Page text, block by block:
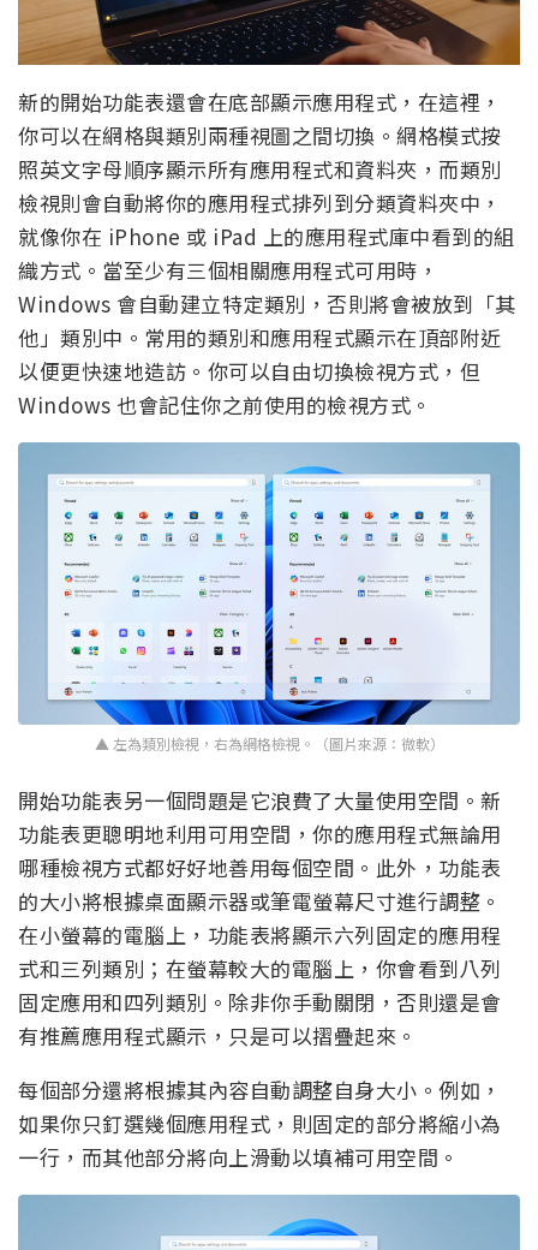
新的開始功能表還會在底部顯示應用程式，在這裡，
你可以在網格與類別兩種視圖之間切換。網格模式按
照英文字母順序顯示所有應用程式和資料夾，而類別
檢視則會自動將你的應用程式排列到分類資料夾中，
就像你在 iPhone 或 iPad 上的應用程式庫中看到的組
織方式。當至少有三個相關應用程式可用時，
Windows 會自動建立特定類別，否則將會被放到「其
他」類別中。常用的類別和應用程式顯示在頂部附近
以便更快速地造訪。你可以自由切換檢視方式，但
Windows 也會記住你之前使用的檢視方式。
▲ 左為類別檢視，右為網格檢視。（圖片來源：微軟）
開始功能表另一個問題是它浪費了大量使用空間。新
功能表更聰明地利用可用空間，你的應用程式無論用
哪種檢視方式都好好地善用每個空間。此外，功能表
的大小將根據桌面顯示器或筆電螢幕尺寸進行調整。
在小螢幕的電腦上，功能表將顯示六列固定的應用程
式和三列類別；在螢幕較大的電腦上，你會看到八列
固定應用和四列類別。除非你手動關閉，否則還是會
有推薦應用程式顯示，只是可以摺疊起來。
每個部分還將根據其內容自動調整自身大小。例如，
如果你只釘選幾個應用程式，則固定的部分將縮小為
一行，而其他部分將向上滑動以填補可用空間。